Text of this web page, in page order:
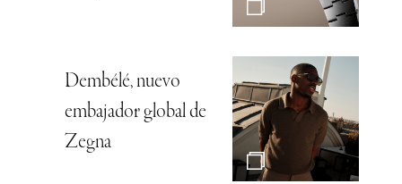
Dembélé, nuevo
embajador global de
Zegna